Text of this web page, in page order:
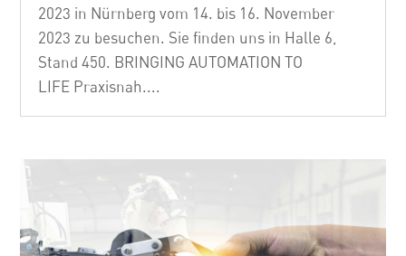
2023 in Nürnberg vom 14. bis 16. November
2023 zu besuchen. Sie finden uns in Halle 6,
Stand 450. BRINGING AUTOMATION TO
LIFE Praxisnah....